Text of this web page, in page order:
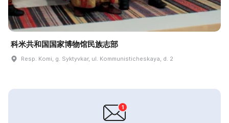
科米共和国国家博物馆民族志部
Resp. Komi, g. Syktyvkar, ul. Kommunisticheskaya, d. 2